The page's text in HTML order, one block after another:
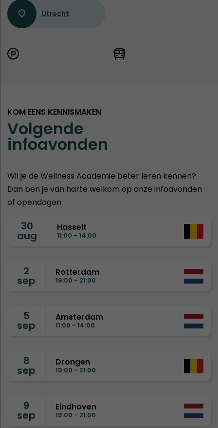
Utrecht
KOM EENS KENNISMAKEN
Volgende
infoavonden
Wil je de Wellness Academie beter leren kennen?
Dan ben je van harte welkom op onze infoavonden
of opendagen.
30
aug
Hasselt
11:00 - 14:00
2
sep
Rotterdam
19:00 - 21:00
5
sep
Amsterdam
11:00 - 14:00
8
sep
Drongen
19:00 - 21:00
9
sep
Eindhoven
19:00 - 21:00